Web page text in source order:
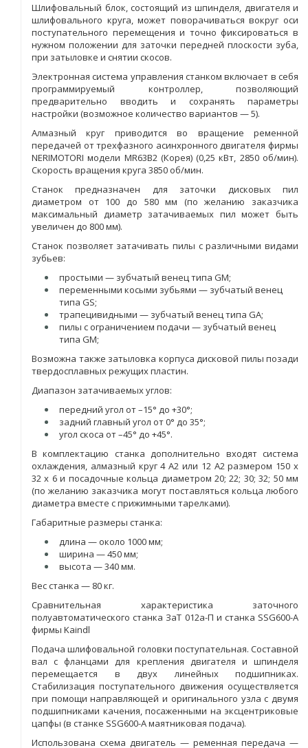
Шлифовальный блок, состоящий из шпинделя, двигателя и
шлифовального круга, может поворачиваться вокруг оси
поступательного перемещения и точно фиксироваться в
нужном положении для заточки передней плоскости зуба,
при затыловке и снятии скосов.
Электронная система управления станком включает в себя
программируемый контроллер, позволяющий
предварительно вводить и сохранять параметры
настройки (возможное количество вариантов — 5).
Алмазный круг приводится во вращение ременной
передачей от трехфазного асинхронного двигателя фирмы
NERIMOTORI модели MR63B2 (Корея) (0,25 кВт, 2850 об/мин).
Скорость вращения круга 3850 об/мин.
Станок предназначен для заточки дисковых пил
диаметром от 100 до 580 мм (по желанию заказчика
максимальный диаметр затачиваемых пил может быть
увеличен до 800 мм).
Станок позволяет затачивать пилы с различными видами
зубьев:
простыми — зубчатый венец типа GM;
переменными косыми зубьями — зубчатый венец
типа GS;
трапецивидными — зубчатый венец типа GA;
пилы с ограничением подачи — зубчатый венец
типа GM;
Возможна также затыловка корпуса дисковой пилы позади
твердосплавных режущих пластин.
Диапазон затачиваемых углов:
передний угол от –15° до +30°;
задний главный угол от 0° до 35°;
угол скоса от –45° до +45°.
В комплектацию станка дополнительно входят система
охлаждения, алмазный круг 4 А2 или 12 А2 размером 150 х
32 х 6 и посадочные кольца диаметром 20; 22; 30; 32; 50 мм
(по желанию заказчика могут поставляться кольца любого
диаметра вместе с прижимными тарелками).
Габаритные размеры станка:
длина — около 1000 мм;
ширина — 450 мм;
высота — 340 мм.
Вес станка — 80 кг.
Сравнительная характеристика заточного
полуавтоматического станка ЗаТ 012а-П и станка SSG600-A
фирмы Kaindl
Подача шлифовальной головки поступательная. Cоставной
вал с фланцами для крепления двигателя и шпинделя
перемещается в двух линейных подшипниках.
Стабилизация поступательного движения осуществляется
при помощи направляющей и оригинального узла с двумя
подшипниками качения, посаженными на эксцентриковые
цапфы (в станке SSG600-A маятниковая подача).
Использована схема двигатель — ременная передача —